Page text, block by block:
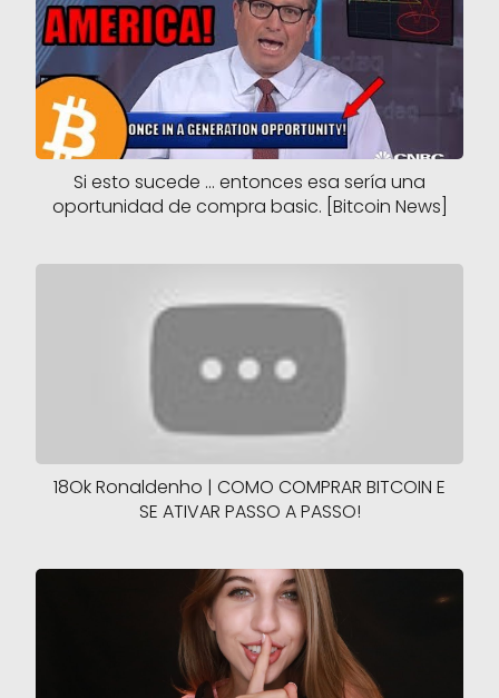
Si esto sucede ... entonces esa sería una
oportunidad de compra basic. [Bitcoin News]
18Ok Ronaldenho | COMO COMPRAR BITCOIN E
SE ATIVAR PASSO A PASSO!